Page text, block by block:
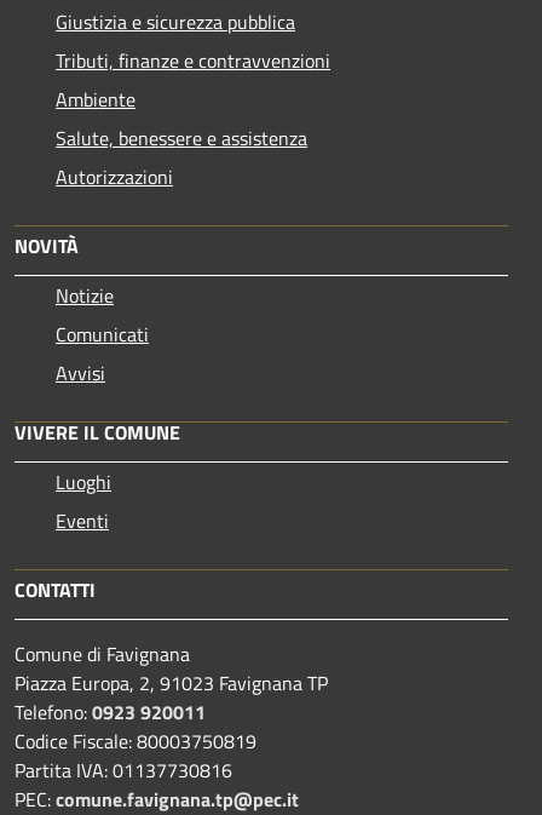
Giustizia e sicurezza pubblica
Tributi, finanze e contravvenzioni
Ambiente
Salute, benessere e assistenza
Autorizzazioni
NOVITÀ
Notizie
Comunicati
Avvisi
VIVERE IL COMUNE
Luoghi
Eventi
CONTATTI
Comune di Favignana
Piazza Europa, 2, 91023 Favignana TP
Telefono:0923 920011
Codice Fiscale: 80003750819
Partita IVA: 01137730816
PEC:comune.favignana.tp@pec.it